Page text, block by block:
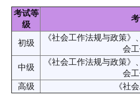
考试等
级
初级
《社会工作法规与政策
会工
中级
《社会工作法规与政策
会工
高级
《社